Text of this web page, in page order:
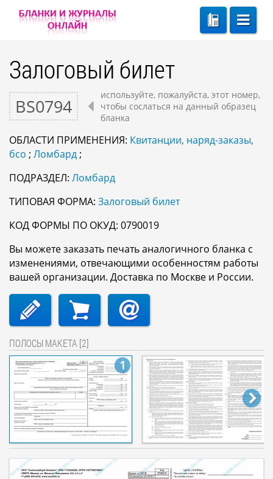
Залоговый билет
BS0794
используйте, пожалуйста, этот номер,
чтобы сослаться на данный образец
бланка
ОБЛАСТИ ПРИМЕНЕНИЯ: Квитанции, наряд-заказы,
бсо ; Ломбард ;
ПОДРАЗДЕЛ: Ломбард
ТИПОВАЯ ФОРМА: Залоговый билет
КОД ФОРМЫ ПО ОКУД: 0790019
Вы можете заказать печать аналогичного бланка с
изменениями, отвечающими особенностям работы
вашей организации. Доставка по Москве и России.
ПОЛОСЫ МАКЕТА [2]
1